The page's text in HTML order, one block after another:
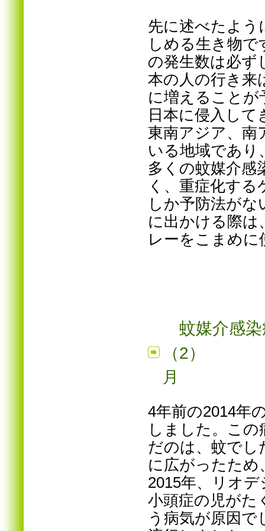
先に述べたよう
しめる生き物
の発生数は必ず
本の人の行き来
に増えることが
日本に侵入し
東南アジア、南
いる地域であり
多くの蚊媒介感
く、重症化す
しか予防法が
に出かける際は
レーをこまめ
蚊媒介感染
（2）
月
4年前の2014年
しました。こ
だのは、蚊でし
に広がったため
2015年、リオ
小頭症の児がた
う病気が原因